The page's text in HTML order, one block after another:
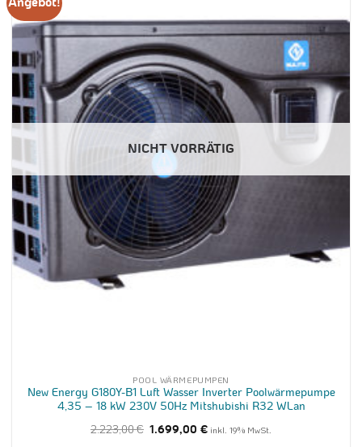
NICHT VORRÄTIG
POOL WÄRMEPUMPEN
New Energy G180Y-B1 Luft Wasser Inverter Poolwärmepumpe
4,35 – 18 kW 230V 50Hz Mitshubishi R32 WLan
2.223,00€ Ursprünglicher
1.699,00€Aktueller
inkl. 19% MwSt.